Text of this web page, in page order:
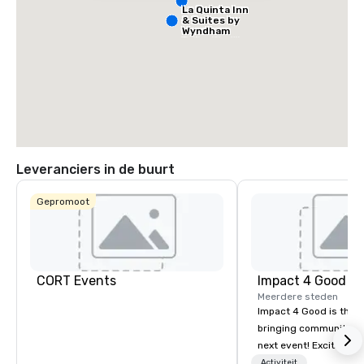
The Highland
La Quinta Inn
& Suites by
Wyndham
Dallas North
Hotel
Mockingbird
Leveranciers in de buurt
Gepromoot
CORT Events Impact 4 Good
Meerdere steden
Impact 4 Good is the
bringing community
next event! Exciting